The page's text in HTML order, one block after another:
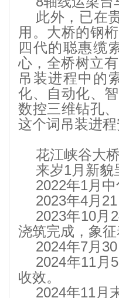
此外，已在
用。大桥的钢
四代的聪惠缆
心，全桥树立
吊装进程中的
化、自动化、
数控三维钻孔
这个词吊装进程
花江峡谷大
来岁1月新貌
2022年1月
2023年4月
2023年10月
浇筑完成，象征
2024年7月
2024年11月
收效。
2024年11月